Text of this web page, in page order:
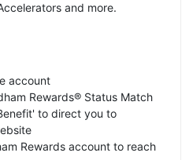
and more.
account
Rewards® Status Match
to direct you to
Rewards account to reach